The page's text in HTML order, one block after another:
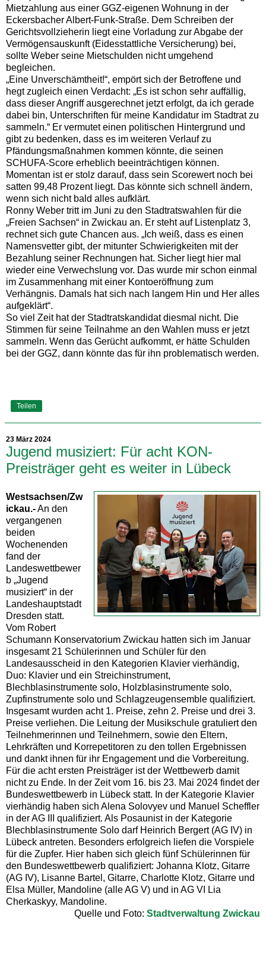
Mietzahlung aus einer GGZ-eigenen Wohnung in der
Eckersbacher Albert-Funk-Straße. Dem Schreiben der
Gerichtsvollzieherin liegt eine Vorladung zur Abgabe der
Vermögensauskunft (Eidesstattliche Versicherung) bei,
sollte Weber seine Mietschulden nicht umgehend
begleichen.
„Eine Unverschämtheit!“, empört sich der Betroffene und
hegt zugleich einen Verdacht: „Es ist schon sehr auffällig,
dass dieser Angriff ausgerechnet jetzt erfolgt, da ich gerade
dabei bin, Unterschriften für meine Kandidatur im Stadtrat zu
sammeln.“ Er vermutet einen politischen Hintergrund und
gibt zu bedenken, dass es im weiteren Verlauf zu
Pfändungsmaßnahmen kommen könnte, die seinen
SCHUFA-Score erheblich beeinträchtigen können.
Momentan ist er stolz darauf, dass sein Scorewert noch bei
satten 99,48 Prozent liegt. Das könnte sich schnell ändern,
wenn sich nicht bald alles aufklärt.
Ronny Weber tritt im Juni zu den Stadtratswahlen für die
„Freien Sachsen“ in Zwickau an. Er steht auf Listenplatz 3,
rechnet sich gute Chancen aus. „Ich weiß, dass es einen
Namensvetter gibt, der mitunter Schwierigkeiten mit der
Bezahlung seiner Rechnungen hat. Sicher liegt hier mal
wieder eine Verwechslung vor. Das wurde mir schon einmal
im Zusammenhang mit einer Kontoeröffnung zum
Verhängnis. Damals hat sich nach langem Hin und Her alles
aufgeklärt“.
So viel Zeit hat der Stadtratskandidat diesmal nicht. Die
Stimmen für seine Teilnahme an den Wahlen muss er jetzt
sammeln. Wenn das Gerücht aufkommt, er hätte Schulden
bei der GGZ, dann könnte das für ihn problematisch werden.
Teilen
23 März 2024
Jugend musiziert: Für acht KON-
Preisträger geht es weiter in Lübeck
Westsachsen/Zw
ickau.-An den
vergangenen
beiden
Wochenenden
fand der
Landeswettbewer
b „Jugend
musiziert“ in der
Landeshauptstadt
Dresden statt.
Vom Robert
Schumann Konservatorium Zwickau hatten sich im Januar
insgesamt 21 Schülerinnen und Schüler für den
Landesausscheid in den Kategorien Klavier vierhändig,
Duo: Klavier und ein Streichinstrument,
Blechblasinstrumente solo, Holzblasinstrumente solo,
Zupfinstrumente solo und Schlagzeugensemble qualifiziert.
Insgesamt wurden acht 1. Preise, zehn 2. Preise und drei 3.
Preise verliehen. Die Leitung der Musikschule gratuliert den
Teilnehmerinnen und Teilnehmern, sowie den Eltern,
Lehrkräften und Korrepetitoren zu den tollen Ergebnissen
und dankt ihnen für ihr Engagement und die Vorbereitung.
Für die acht ersten Preisträger ist der Wettbewerb damit
nicht zu Ende. In der Zeit vom 16. bis 23. Mai 2024 findet der
Bundeswettbewerb in Lübeck statt. In der Kategorie Klavier
vierhändig haben sich Alena Solovyev und Manuel Scheffler
in der AG III qualifiziert. Als Posaunist in der Kategorie
Blechblasinstrumente Solo darf Heinrich Bergert (AG IV) in
Lübeck antreten. Besonders erfolgreich liefen die Vorspiele
für die Zupfer. Hier haben sich gleich fünf Schülerinnen für
den Bundeswettbewerb qualifiziert: Johanna Klotz, Gitarre
(AG IV), Lisanne Bartel, Gitarre, Charlotte Klotz, Gitarre und
Elsa Müller, Mandoline (alle AG V) und in AG VI Lia
Cherkaskyy, Mandoline.
Quelle und Foto: Stadtverwaltung Zwickau